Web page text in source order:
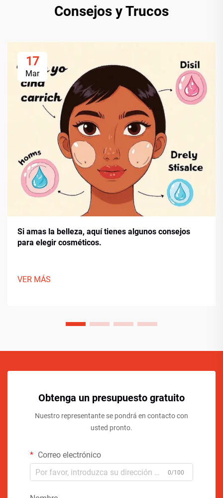
Consejos y Trucos
17
Mar
Si amas la belleza, aquí tienes algunos consejos
para elegir cosméticos.
VER MÁS
Obtenga un presupuesto gratuito
Nuestro representante se pondrá en contacto con
usted pronto.
Correo electrónico
0/100